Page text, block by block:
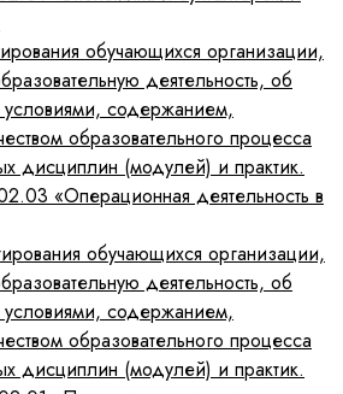
обучающихся организации,
деятельность, об
условиями, содержанием,
образовательного процесса
дисциплин (модулей) и практик.
«Операционная деятельность в
обучающихся организации,
деятельность, об
условиями, содержанием,
образовательного процесса
дисциплин (модулей) и практик.